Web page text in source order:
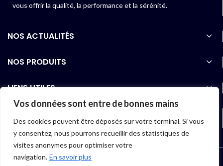
Vos données sont entre de bonnes mains
Des cookies peuvent être déposés sur votre terminal. Si vous
y consentez, nous pourrons recueillir des statistiques de
visites anonymes pour optimiser votre
navigation. En savoir plus
vous offrir la qualité, la performance et la sérénité.
NOS ACTUALITÉS
NOS PRODUITS
LIENS UTILES
2022 COMPUTE.RENT |